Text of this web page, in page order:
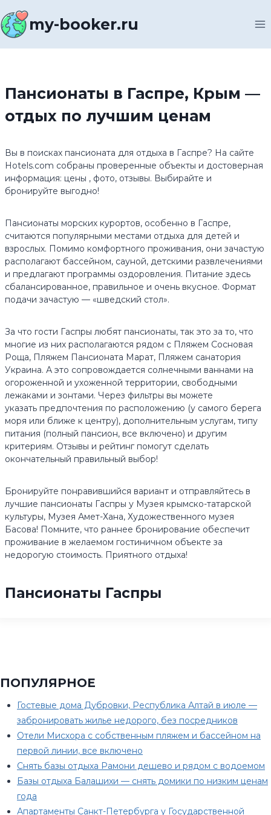
к
содержимомуmy-booker.ru
Пансионаты в Гаспре, Крым —
отдых по лучшим ценам
Вы в поисках пансионата для отдыха в Гаспре? На сайте
Hotels.com собраны проверенные объекты и достоверная
информация: цены , фото, отзывы. Выбирайте и
бронируйте выгодно!
Пансионаты морских курортов, особенно в Гаспре,
считаются популярными местами отдыха для детей и
взрослых. Помимо комфортного проживания, они зачастую
располагают бассейном, сауной, детскими развлечениями
и предлагают программы оздоровления. Питание здесь
сбалансированное, правильное и очень вкусное. Формат
подачи зачастую — «шведский стол».
За что гости Гаспры любят пансионаты, так это за то, что
многие из них располагаются рядом с Пляжем Сосновая
Роща, Пляжем Пансионата Марат, Пляжем санатория
Украина. А это сопровождается солнечными ваннами на
огороженной и ухоженной территории, свободными
лежаками и зонтами. Через фильтры вы можете
указать предпочтения по расположению (у самого берега
моря или ближе к центру), дополнительным услугам, типу
питания (полный пансион, все включено) и другим
критериям. Отзывы и рейтинг помогут сделать
окончательный правильный выбор!
Бронируйте понравившийся вариант и отправляйтесь в
лучшие пансионаты Гаспры у Музея крымско-татарской
культуры, Музея Амет-Хана, Художественного музея
Басова! Помните, что раннее бронирование обеспечит
проживание в желаемом гостиничном объекте за
недорогую стоимость. Приятного отдыха!
Пансионаты Гаспры
ПОПУЛЯРНОЕ
Гостевые дома Дубровки, Республика Алтай в июле —
забронировать жилье недорого, без посредников
Отели Мисхора с собственным пляжем и бассейном на
первой линии, все включено
Снять базы отдыха Рамони дешево и рядом с водоемом
Базы отдыха Балашихи — снять домики по низким ценам
года
Апартаменты Санкт-Петербурга у Государственной